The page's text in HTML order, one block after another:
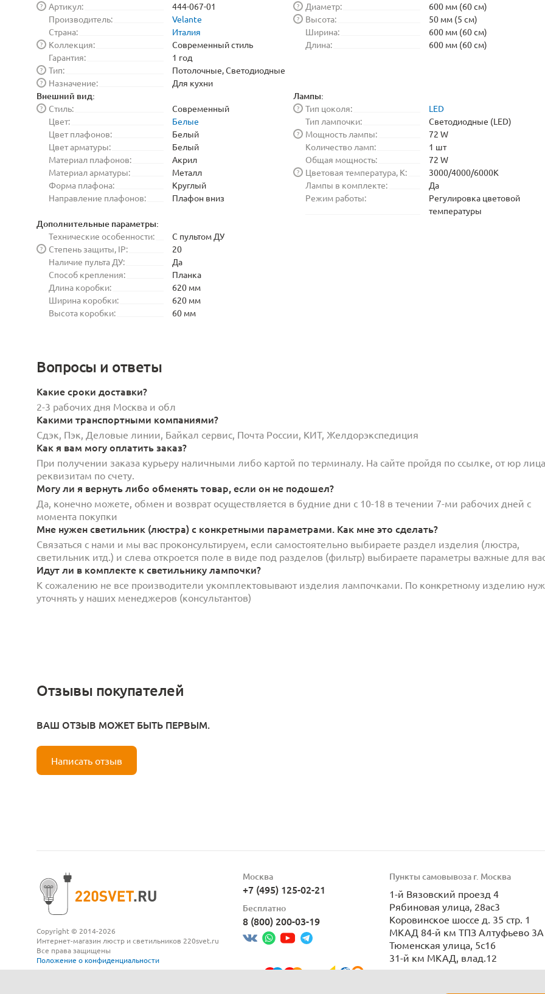
Артикул:
?
444-067-01
Производитель:
Velante
Страна:
Италия
Коллекция:
?
Современный стиль
Гарантия:
1 год
Тип:
?
Потолочные, Светодиодные
Назначение:
? Для кухни
Диаметр:
?
600 мм (60 см)
Высота:
?
50 мм (5 см)
Ширина:
600 мм (60 см)
Длина:
600 мм (60 см)
Внешний вид:
Стиль:
?
Современный
Цвет:
Белые
Цвет плафонов:
Белый
Цвет арматуры:
Белый
Материал плафонов:
Акрил
Материал арматуры:
Металл
Форма плафона:
Круглый
Направление плафонов:
Плафон вниз
Лампы:
Тип цоколя:
?
LED
Тип лампочки:
Светодиодные (LED)
Мощность лампы:
?
72 W
Количество ламп:
1 шт
Общая мощность:
72 W
Цветовая температура, K:
?
3000/4000/6000K
Лампы в комплекте:
Да
Режим работы:
Регулировка цветовой
температуры
Дополнительные параметры:
Технические особенности:
С пультом ДУ
Степень защиты, IP:
?
20
Наличие пульта ДУ:
Да
Способ крепления:
Планка
Длина коробки:
620 мм
Ширина коробки:
620 мм
Высота коробки:
60 мм
Вопросы и ответы
Какие сроки доставки?
2-3 рабочих дня Москва и обл
Какими транспортными компаниями?
Сдэк, Пэк, Деловые линии, Байкал сервис, Почта России, КИТ, Желдорэкспедиция
Как я вам могу оплатить заказ?
При получении заказа курьеру наличными либо картой по терминалу. На сайте пройдя по ссылке, от юр
реквизитам по счету.
Могу ли я вернуть либо обменять товар, если он не подошел?
Да, конечно можете, обмен и возврат осуществляется в будние дни с 10-18 в течении 7-ми рабочих дней с
момента покупки
Мне нужен светильник (люстра) с конкретными параметрами. Как мне это сделать?
Связаться с нами и мы вас проконсультируем, если самостоятельно выбираете раздел изделия (люстра,
светильник итд.) и слева откроется поле в виде под разделов (фильтр) выбираете параметры важные для
Идут ли в комплекте к светильнику лампочки?
К сожалению не все производители укомплектовывают изделия лампочками. По конкретному изделию
уточнять у наших менеджеров (консультантов)
Отзывы покупателей
ВАШ ОТЗЫВ МОЖЕТ БЫТЬ ПЕРВЫМ.
Написать отзыв
Copyright © 2014-2026
Интернет-магазин люстр и светильников 220svet.ru
Все права защищены
Положение о конфиденциальности
Москва
+7 (495) 125-02-21
Бесплатно
8 (800) 200-03-19
Пункты самовывоза г. Москва
1-й Вязовский проезд 4
Рябиновая улица, 28ас3
Коровинское шоссе д. 35 стр. 1
МКАД 84-й км ТПЗ Алтуфьево 3А
Тюменская улица, 5с16
31-й км МКАД, влад.12